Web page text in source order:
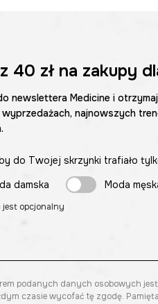
40 złna zakupy
newslettera Medicine i
najnowszych
do Twojej skrzynki trafiało
damska
Moda
opcjonalny
podanych danych osobowych jest
czasie wycofać tę zgodę.